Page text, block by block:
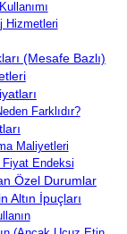
Hizmetleri
(Mesafe Bazlı)
Farklıdır?
Maliyetleri
Fiyat Endeksi
Özel Durumlar
Altın İpuçları